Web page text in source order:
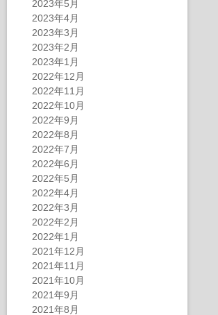
2023年5月
2023年4月
2023年3月
2023年2月
2023年1月
2022年12月
2022年11月
2022年10月
2022年9月
2022年8月
2022年7月
2022年6月
2022年5月
2022年4月
2022年3月
2022年2月
2022年1月
2021年12月
2021年11月
2021年10月
2021年9月
2021年8月